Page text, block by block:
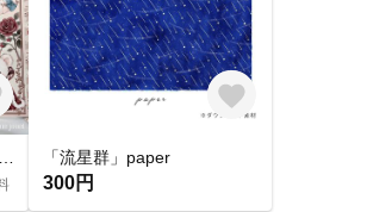
「流星群」paper
300円